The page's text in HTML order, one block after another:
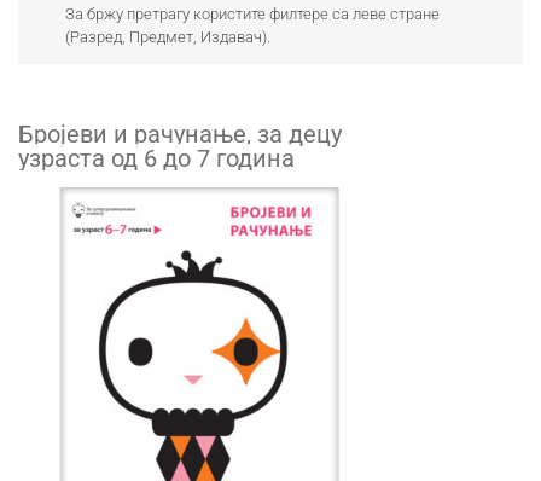
За бржу претрагу користите филтере са леве стране
(Разред, Предмет, Издавач).
Бројеви и рачунање, за децу
узраста од 6 до 7 година